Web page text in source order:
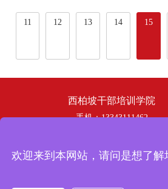
11 12 13 14 15
西柏坡干部培训学院
手机：13343111462
地址：西柏坡干部培训学院
欢迎来到本网站，请问是想了解